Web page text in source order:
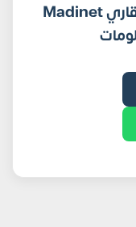
شركة مدينة مصر للتطوير العقاري Madinet